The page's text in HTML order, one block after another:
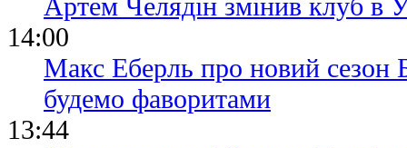
14:00
Макс Еберль про новий сезон
будемо фаворитами
13:44